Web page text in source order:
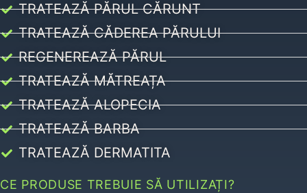
TRATEAZĂ PĂRUL CĂRUNT
TRATEAZĂ CĂDEREA PĂRULUI
REGENEREAZĂ PĂRUL
TRATEAZĂ MĂTREAȚA
TRATEAZĂ ALOPECIA
TRATEAZĂ BARBA
TRATEAZĂ DERMATITA
CE PRODUSE TREBUIE SĂ UTILIZAȚI?